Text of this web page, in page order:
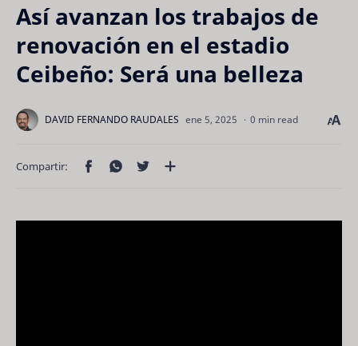
Así avanzan los trabajos de
renovación en el estadio
Ceibeño: Será una belleza
0 min read